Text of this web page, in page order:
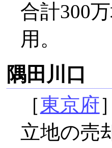
合計300
用。
隅田川口
［東京府
立地の売